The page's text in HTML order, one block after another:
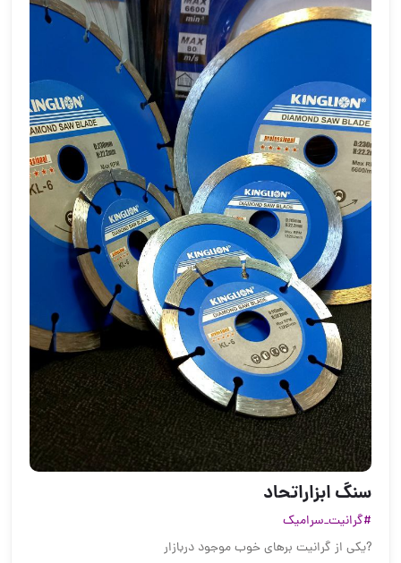
سنگ ابزاراتحاد
#گرانیت_سرامیک
?یکی از گرانیت برهای خوب موجود دربازار